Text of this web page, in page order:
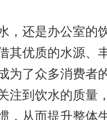
，还是办公室的
其优质的水源、
为了众多消费者
注到饮水的质量
，从而提升整体